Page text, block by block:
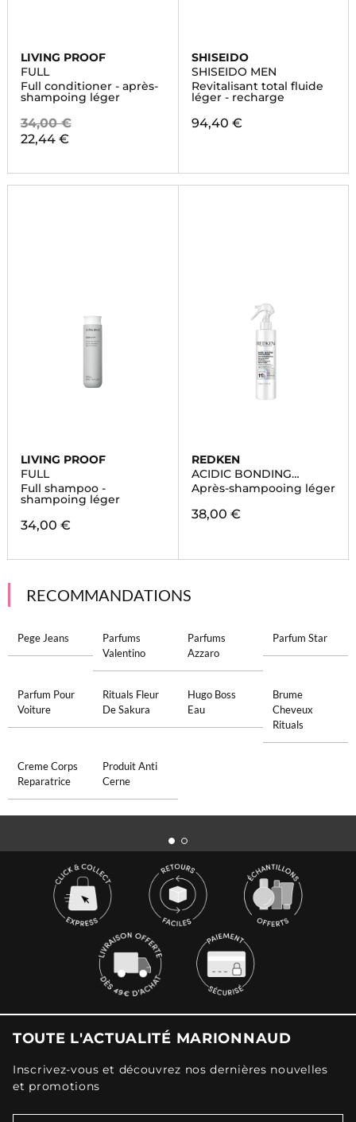
LIVING PROOF
FULL
Full conditioner - après-
shampoing léger
34,00 €
22,44 €
SHISEIDO
SHISEIDO MEN
Revitalisant total fluide
léger - recharge
94,40 €
LIVING PROOF
FULL
Full shampoo -
shampoing léger
34,00 €
REDKEN
ACIDIC BONDING
CONCENTRATE
Après-shampooing léger
38,00 €
RECOMMANDATIONS
Pege Jeans
Parfums
Valentino
Parfums
Azzaro
Parfum Star
Parfum Pour
Voiture
Rituals Fleur
De Sakura
Hugo Boss
Eau
Brume
Cheveux
Rituals
Creme Corps
Reparatrice
Produit Anti
Cerne
TOUTE L'ACTUALITÉ MARIONNAUD
Inscrivez-vous et découvrez nos dernières nouvelles
et promotions